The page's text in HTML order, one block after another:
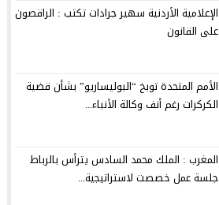
الإعلامية الأردنية سهير جرادات تكتب : الراقصون
على القانون
الأمم المتحدة توبخ “البوليساريو” بشأن قضية
الكركرات رغم أنف وكالة الأنباء...
المغرب : الملك محمد السادس يترأس بالرباط
جلسة عمل خصصت لاستراتيجية...